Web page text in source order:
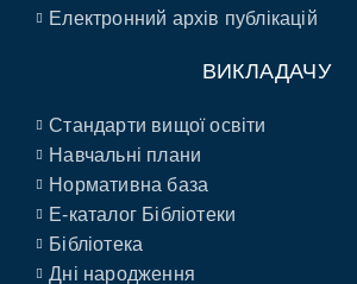
Електронний архів публікацій
ВИКЛАДАЧУ
Стандарти вищої освіти
Навчальні плани
Нормативна база
E-каталог Бібліотеки
Бібліотека
Дні народження